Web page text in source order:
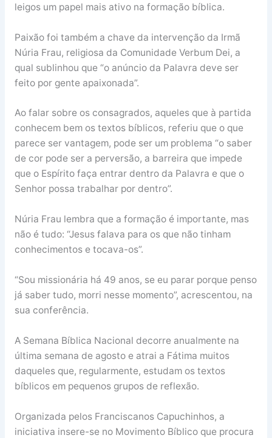
leigos um papel mais ativo na formação bíblica.
Paixão foi também a chave da intervenção da Irmã
Núria Frau, religiosa da Comunidade Verbum Dei, a
qual sublinhou que “o anúncio da Palavra deve ser
feito por gente apaixonada”.
Ao falar sobre os consagrados, aqueles que à partida
conhecem bem os textos bíblicos, referiu que o que
parece ser vantagem, pode ser um problema “o saber
de cor pode ser a perversão, a barreira que impede
que o Espírito faça entrar dentro da Palavra e que o
Senhor possa trabalhar por dentro”.
Núria Frau lembra que a formação é importante, mas
não é tudo: “Jesus falava para os que não tinham
conhecimentos e tocava-os”.
“Sou missionária há 49 anos, se eu parar porque penso
já saber tudo, morri nesse momento”, acrescentou, na
sua conferência.
A Semana Bíblica Nacional decorre anualmente na
última semana de agosto e atrai a Fátima muitos
daqueles que, regularmente, estudam os textos
bíblicos em pequenos grupos de reflexão.
Organizada pelos Franciscanos Capuchinhos, a
iniciativa insere-se no Movimento Bíblico que procura